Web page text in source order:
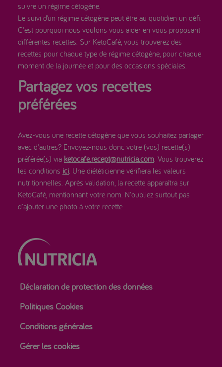
suivre un régime cétogène.
Le suivi d’un régime cétogène peut être au quotidien un défi.
C'est pourquoi nous voulons vous aider en vous proposant
différentes recettes. Sur KetoCafé, vous trouverez des
recettes pour chaque type de régime cétogène, pour chaque
moment de la journée et pour des occasions spéciales.
Partagez vos recettes
préférées
Avez-vous une recette cétogène que vous souhaitez partager
avec d'autres? Envoyez-nous donc votre (vos) recette(s)
préférée(s) via ketocafe.recept@nutricia.com. Vous trouverez
les conditions ici. Une diététicienne vérifiera les valeurs
nutritionnelles. Après validation, la recette apparaîtra sur
KetoCafé, mentionnant votre nom. N'oubliez surtout pas
d'ajouter une photo à votre recette
Déclaration de protection des données
Politiques Cookies
Conditions générales
Gérer les cookies